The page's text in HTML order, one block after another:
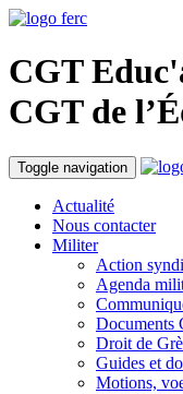
CGT
CGT de
Toggle navigation
Actualité
Nous contacter
Militer
Action
Agenda
Documents
Droit de
Guides et
Motions,